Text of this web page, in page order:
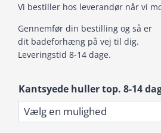
Vi bestiller hos leverandør når vi
Gennemfør din bestilling og så er
dit badeforhæng på vej til dig.
Leveringstid 8-14 dage.
Kantsyede huller top. 8-14